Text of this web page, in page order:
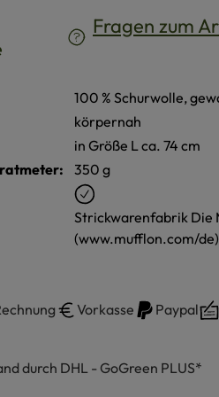
Fragen zum
100 % Schurwolle,
körpernah
in Größe L ca. 74 cm
350 g
Strickwarenfabrik Die
(www.mufflon.com/de)
Vorkasse Paypal
durch DHL - GoGreen PLUS*